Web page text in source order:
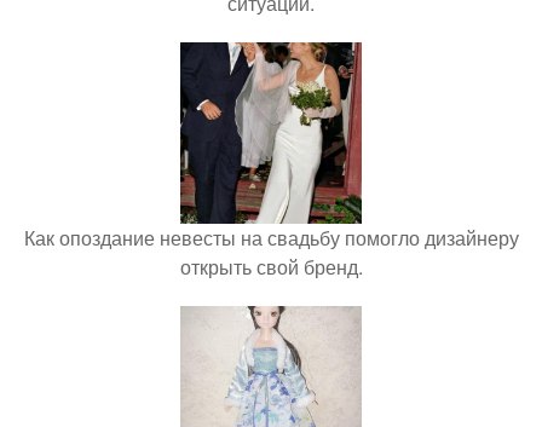
Как опоздание невесты на свадьбу помогло дизайнеру
открыть свой бренд.